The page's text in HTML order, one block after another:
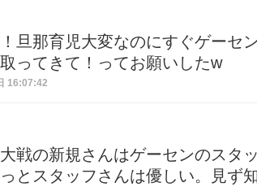
旦那育児大変なのにすぐゲーセ
ってきて！ってお願いしたw
16:07:42
戦の新規さんはゲーセンのスタ
とスタッフさんは優しい。見ず